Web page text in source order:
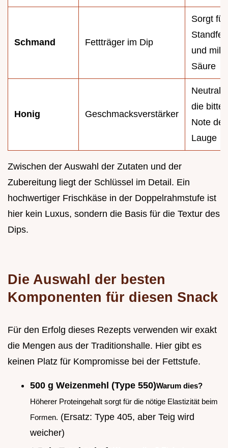
Schmand Fettträger im Dip
Sorgt für
und
Säure
Honig Geschmacksverstärker
die
Note der
Lauge
Zwischen der Auswahl der Zutaten und der
Zubereitung liegt der Schlüssel im Detail. Ein
hochwertiger Frischkäse in der Doppelrahmstufe ist
hier kein Luxus, sondern die Basis für die Textur des
Dips.
Die Auswahl der besten
Komponenten für diesen Snack
Für den Erfolg dieses Rezepts verwenden wir exakt
die Mengen aus der Traditionshalle. Hier gibt es
keinen Platz für Kompromisse bei der Fettstufe.
500 g Weizenmehl (Type 550)Warum dies?
Höherer Proteingehalt sorgt für die nötige Elastizität beim
Formen. (Ersatz: Type 405, aber Teig wird
weicher)